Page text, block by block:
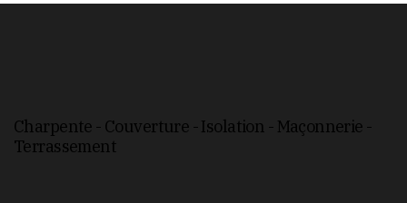
Charpente - Couverture - Isolation - Maçonnerie -
Terrassement